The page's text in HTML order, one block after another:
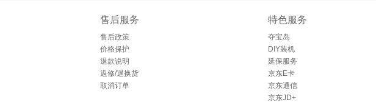
售后服务
售后政策
价格保护
退款说明
返修/退换货
取消订单
特色服务
夺宝岛
DIY装机
延保服务
京东E卡
京东通信
京东JD+